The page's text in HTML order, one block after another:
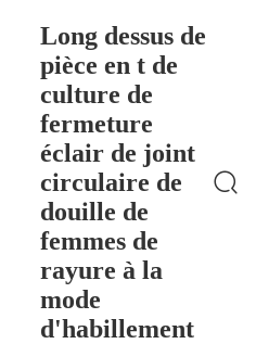
Long dessus de
pièce en t de
culture de
fermeture
éclair de joint
circulaire de
douille de
femmes de
rayure à la
mode
d'habillement
En T De Culture De Fermetur
D'habillement
en t de culture de
circulaire de
rayure à la mode